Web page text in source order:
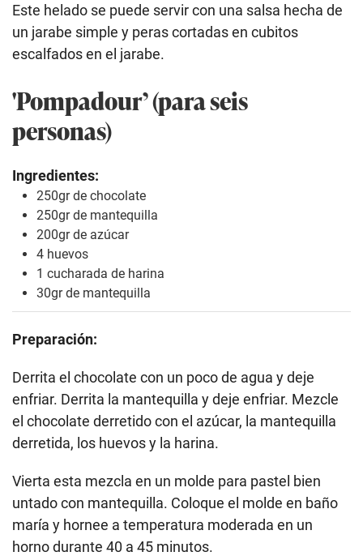
Este helado se puede servir con una salsa hecha de
un jarabe simple y peras cortadas en cubitos
escalfados en el jarabe.
'Pompadour’ (para seis
personas)
Ingredientes:
250gr de chocolate
250gr de mantequilla
200gr de azúcar
4 huevos
1 cucharada de harina
30gr de mantequilla
Preparación:
Derrita el chocolate con un poco de agua y deje
enfriar. Derrita la mantequilla y deje enfriar. Mezcle
el chocolate derretido con el azúcar, la mantequilla
derretida, los huevos y la harina.
Vierta esta mezcla en un molde para pastel bien
untado con mantequilla. Coloque el molde en baño
maría y hornee a temperatura moderada en un
horno durante 40 a 45 minutos.